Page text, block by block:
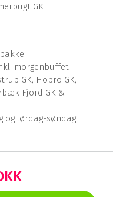
GK
morgenbuffet
GK, Hobro GK,
Fjord GK &
og lørdag-søndag